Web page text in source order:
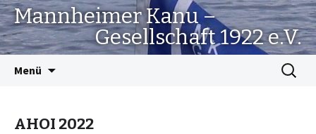
Mannheimer Kanu –
Gesellschaft 1922 e.V.
Menü
Suchen
nach:
AHOI 2022